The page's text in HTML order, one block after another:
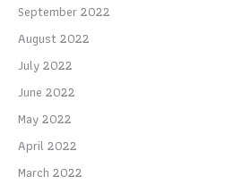
September 2022
August 2022
July 2022
June 2022
May 2022
April 2022
March 2022